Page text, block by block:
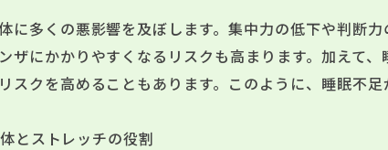
に多くの悪影響を及ぼします。集中力の低下や判断
ザにかかりやすくなるリスクも高まります。加えて
スクを高めることもあります。このように、睡眠不
とストレッチの役割